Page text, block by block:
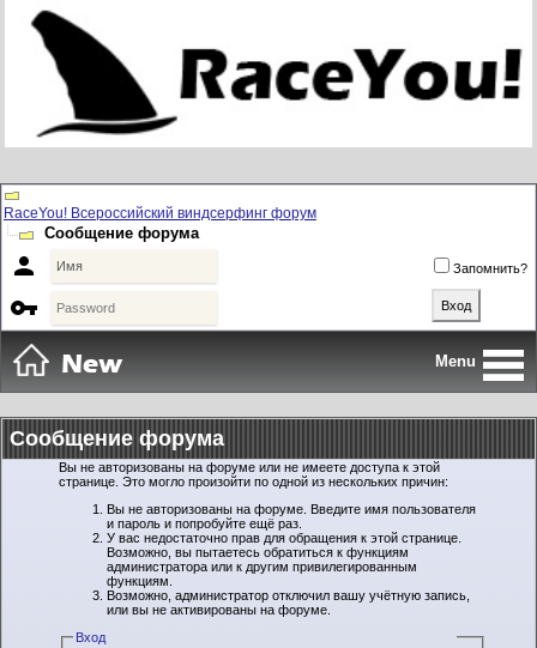
RaceYou! Всероссийский виндсерфинг форум
Сообщение форума
 Запомнить?

Menu
Сообщение форума
Вы не авторизованы на форуме или не имеете доступа к этой
странице. Это могло произойти по одной из нескольких причин:
Вы не авторизованы на форуме. Введите имя пользователя
и пароль и попробуйте ещё раз.
У вас недостаточно прав для обращения к этой странице.
Возможно, вы пытаетесь обратиться к функциям
администратора или к другим привилегированным
функциям.
Возможно, администратор отключил вашу учётную запись,
или вы не активированы на форуме.
Вход